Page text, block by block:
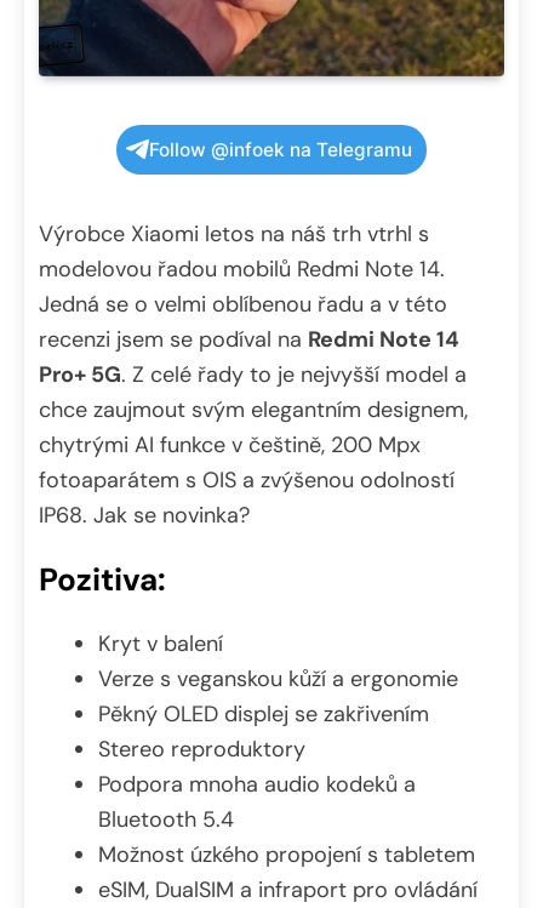
Follow @infoek na Telegramu
Výrobce Xiaomi letos na náš trh vtrhl s
modelovou řadou mobilů Redmi Note 14.
Jedná se o velmi oblíbenou řadu a v této
recenzi jsem se podíval na Redmi Note 14
Pro+ 5G. Z celé řady to je nejvyšší model a
chce zaujmout svým elegantním designem,
chytrými AI funkce v češtině, 200 Mpx
fotoaparátem s OIS a zvýšenou odolností
IP68. Jak se novinka?
Pozitiva:
Kryt v balení
Verze s veganskou kůží a ergonomie
Pěkný OLED displej se zakřivením
Stereo reproduktory
Podpora mnoha audio kodeků a
Bluetooth 5.4
Možnost úzkého propojení s tabletem
eSIM, DualSIM a infraport pro ovládání